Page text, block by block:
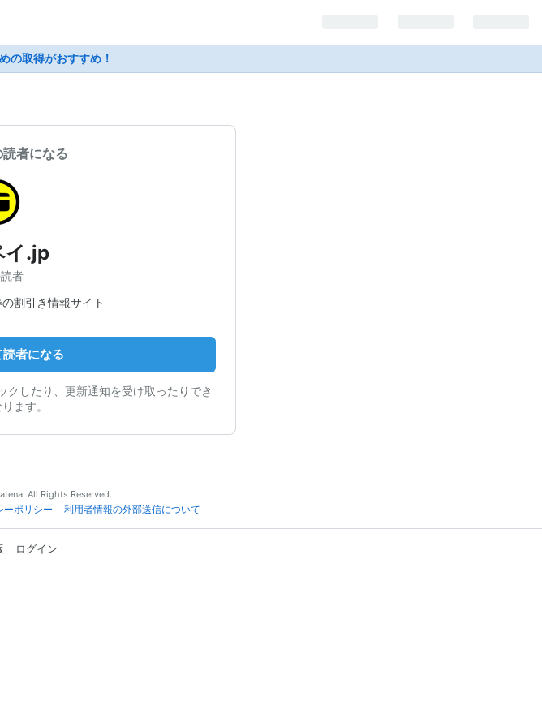
の取得がおすすめ！
者になる
イ.jp
者
割引き情報サイト
者になる
したり、更新通知を受け取ったりでき
ます。
All Rights Reserved.
ーポリシー 利用者情報の外部送信について
ログイン